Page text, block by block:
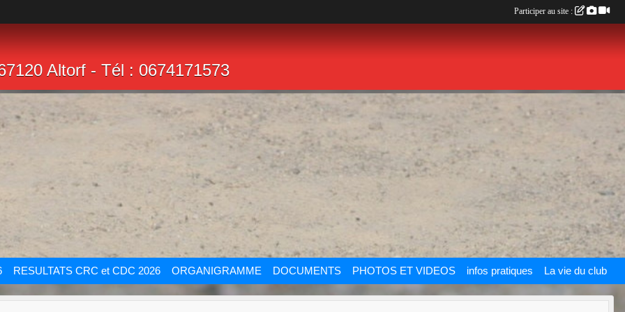
Altorf - Tél : 0674171573
RESULTATS CRC et CDC 2026 ORGANIGRAMME DOCUMENTS PHOTOS ET VIDEOS infos pratiques La vie du club
Participer au site :